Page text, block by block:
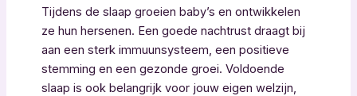
Tijdens de slaap groeien baby’s en ontwikkelen
ze hun hersenen. Een goede nachtrust draagt bij
aan een sterk immuunsysteem, een positieve
stemming en een gezonde groei. Voldoende
slaap is ook belangrijk voor jouw eigen welzijn,